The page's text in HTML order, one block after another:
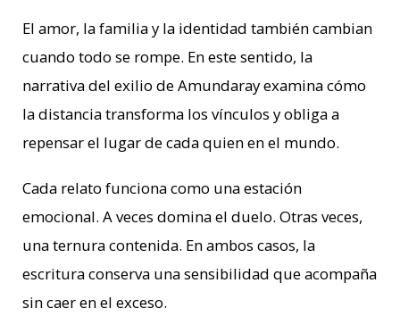
El amor, la familia y la identidad también cambian
cuando todo se rompe. En este sentido, la
narrativa del exilio de Amundaray examina cómo
la distancia transforma los vínculos y obliga a
repensar el lugar de cada quien en el mundo.
Cada relato funciona como una estación
emocional. A veces domina el duelo. Otras veces,
una ternura contenida. En ambos casos, la
escritura conserva una sensibilidad que acompaña
sin caer en el exceso.